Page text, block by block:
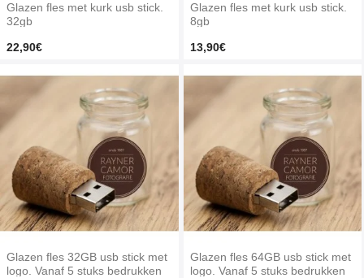
Glazen fles met kurk usb stick.
32gb
22,90€
Glazen fles met kurk usb stick.
8gb
13,90€
Glazen fles 32GB usb stick met
logo. Vanaf 5 stuks bedrukken
Glazen fles 64GB usb stick met
logo. Vanaf 5 stuks bedrukken